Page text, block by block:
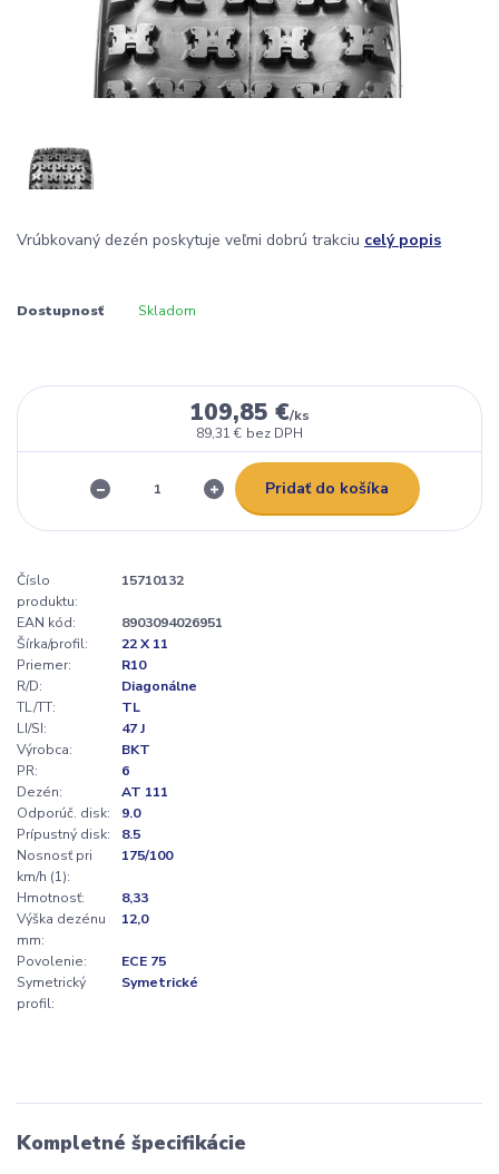
Vrúbkovaný dezén poskytuje veľmi dobrú trakciu celý popis
Dostupnosť Skladom
109,85 €/ks
89,31 € bez DPH
Pridať do košíka
Číslo
produktu:
15710132
EAN kód:
8903094026951
Šírka/profil:
22 X 11
Priemer:
R10
R/D:
Diagonálne
TL/TT:
TL
LI/SI:
47 J
Výrobca:
BKT
PR:
6
Dezén:
AT 111
Odporúč. disk:
9.0
Prípustný disk:
8.5
Nosnosť pri
km/h (1):
175/100
Hmotnosť:
8,33
Výška dezénu
mm:
12,0
Povolenie:
ECE 75
Symetrický
profil:
Symetrické
Kompletné špecifikácie